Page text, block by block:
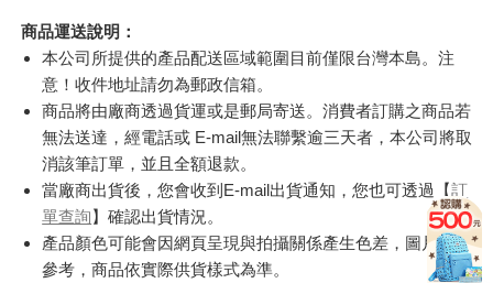
商品運送說明：
本公司所提供的產品配送區域範圍目前僅限台灣本島。注
意！收件地址請勿為郵政信箱。
商品將由廠商透過貨運或是郵局寄送。消費者訂購之商品若
無法送達，經電話或 E-mail無法聯繫逾三天者，本公司將取
消該筆訂單，並且全額退款。
當廠商出貨後，您會收到E-mail出貨通知，您也可透過【訂
單查詢】確認出貨情況。
產品顏色可能會因網頁呈現與拍攝關係產生色差，圖片僅供
參考，商品依實際供貨樣式為準。